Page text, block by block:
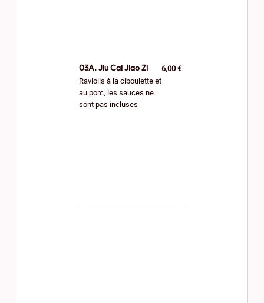
03A. Jiu Cai Jiao Zi
Raviolis à la ciboulette et
au porc, les sauces ne
sont pas incluses
6,00 €